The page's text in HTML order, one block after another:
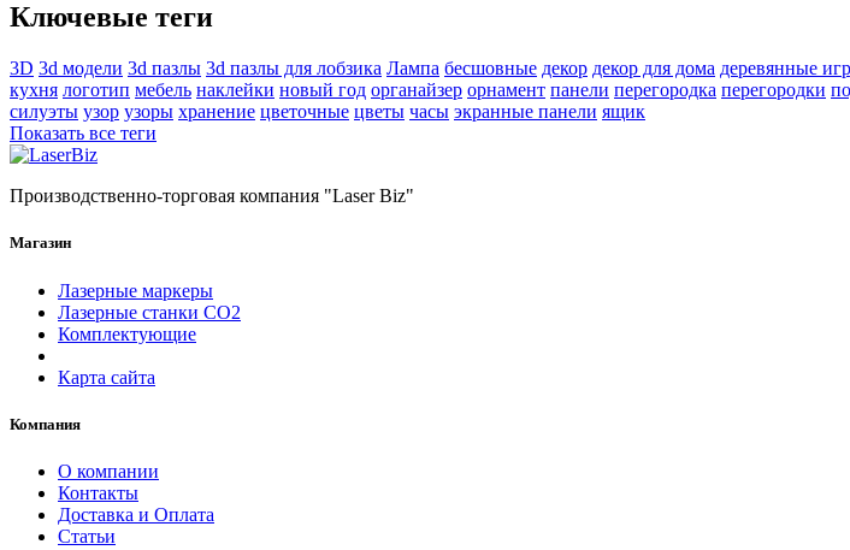
Ключевые теги
3D 3d модели 3d пазлы 3d пазлы для лобзика Лампа бесшовные декор декор для дома деревянные
кухня логотип мебель наклейки новый год органайзер орнамент панели перегородка перегородки
силуэты узор узоры хранение цветочные цветы часы экранные панели ящик
Показать все теги
Производственно-торговая компания "Laser Biz"
Магазин
Лазерные маркеры
Лазерные станки СО2
Комплектующие
Карта сайта
Компания
О компании
Контакты
Доставка и Оплата
Статьи